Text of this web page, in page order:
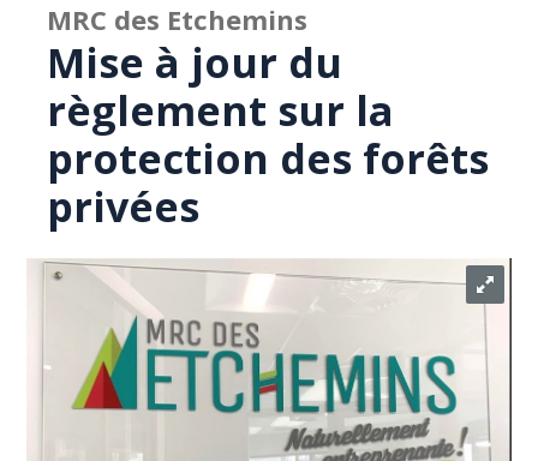
MRC des Etchemins
Mise à jour du
règlement sur la
protection des forêts
privées